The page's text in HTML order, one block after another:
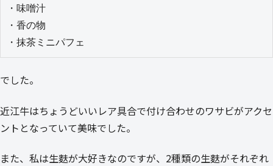
・味噌汁
・香の物
・抹茶ミニパフェ
でした。
近江牛はちょうどいいレア具合で付け合わせのワサビがアクセ
ントとなっていて美味でした。
また、私は生麩が大好きなのですが、2種類の生麩がそれぞれ